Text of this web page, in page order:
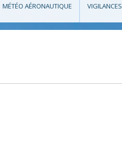
MÉTÉO AÉRONAUTIQUE VIGILANCES